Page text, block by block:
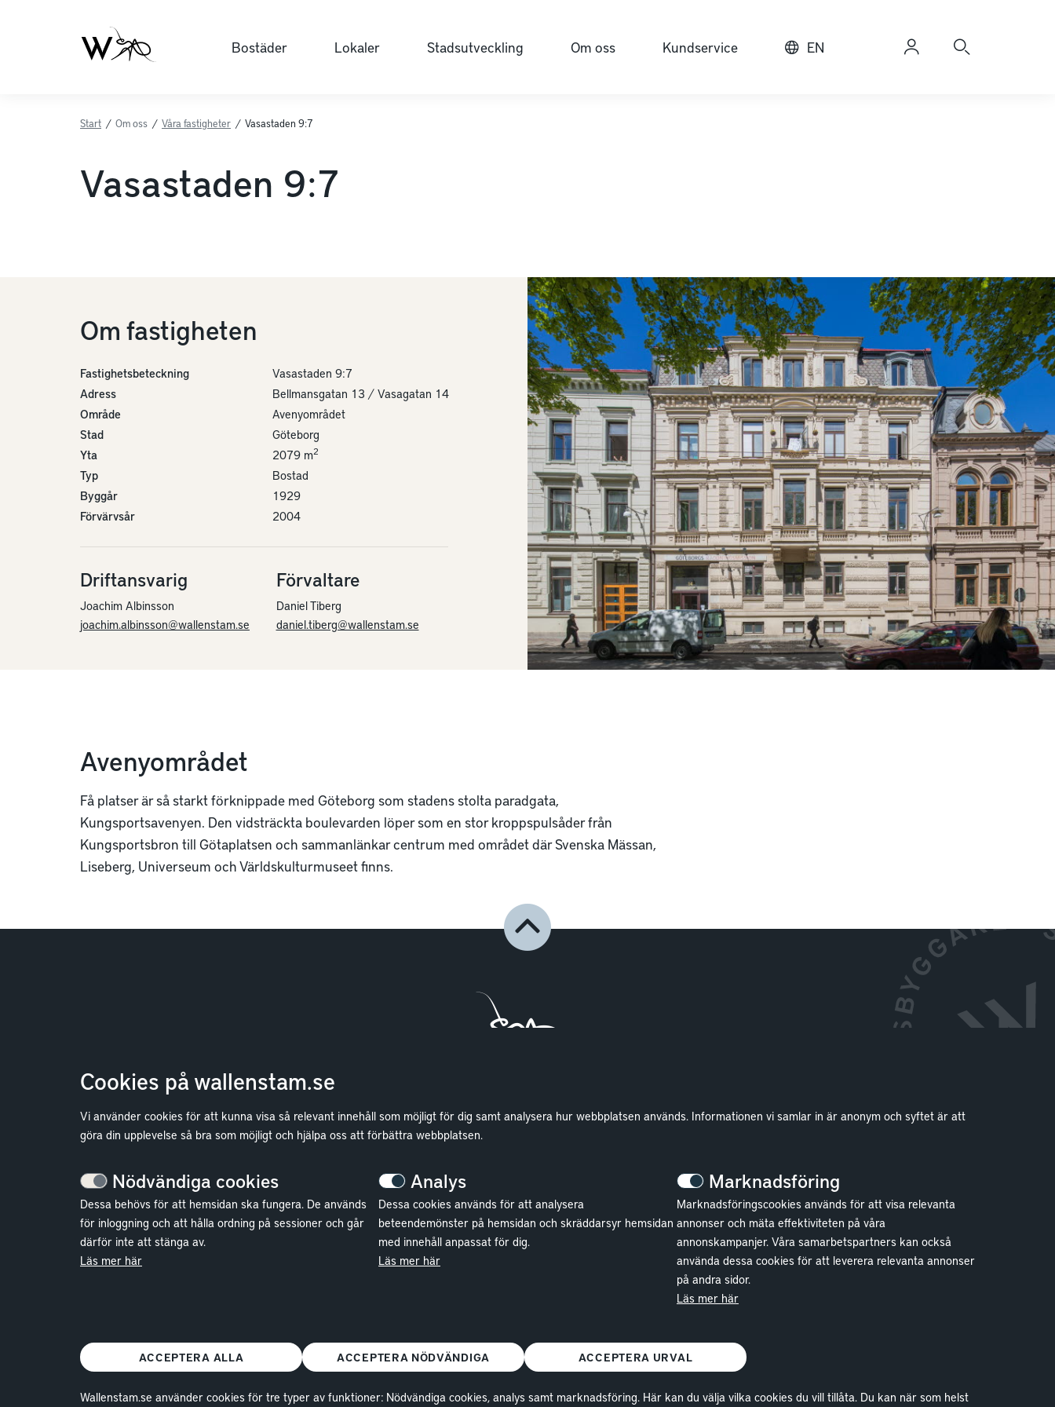
Cookies på wallenstam.se
Vi använder cookies för att kunna visa så relevant innehåll som möjligt för dig samt analysera hur webbplatsen används. Informationen vi samlar in är anonym och syftet är att
göra din upplevelse så bra som möjligt och hjälpa oss att förbättra webbplatsen.
Nödvändiga cookies
Dessa behövs för att hemsidan ska fungera. De används
för inloggning och att hålla ordning på sessioner och går
därför inte att stänga av.
Läs mer här
Analys
Dessa cookies används för att analysera
beteendemönster på hemsidan och skräddarsyr hemsidan
med innehåll anpassat för dig.
Läs mer här
Marknadsföring
Marknadsföringscookies används för att visa relevanta
annonser och mäta effektiviteten på våra
annonskampanjer. Våra samarbetspartners kan också
använda dessa cookies för att leverera relevanta annonser
på andra sidor.
Läs mer här
ACCEPTERA ALLA ACCEPTERA NÖDVÄNDIGA ACCEPTERA URVAL
Wallenstam.se använder cookies för tre typer av funktioner: Nödvändiga cookies, analys samt marknadsföring. Här kan du välja vilka cookies du vill tillåta. Du kan när som helst
Bostäder Lokaler Stadsutveckling Om oss Kundservice EN
Start / Om oss / Våra fastigheter / Vasastaden 9:7
Vasastaden 9:7
Om fastigheten
Fastighetsbeteckning
Vasastaden 9:7
Adress
Bellmansgatan 13 / Vasagatan 14
Område
Avenyområdet
Stad
Göteborg
Yta
2079 m2
Typ
Bostad
Byggår
1929
Förvärvsår
2004
Driftansvarig
Joachim Albinsson
joachim.albinsson@wallenstam.se
Förvaltare
Daniel Tiberg
daniel.tiberg@wallenstam.se
Avenyområdet
Få platser är så starkt förknippade med Göteborg som stadens stolta paradgata,
Kungsportsavenyen. Den vidsträckta boulevarden löper som en stor kroppspulsåder från
Kungsportsbron till Götaplatsen och sammanlänkar centrum med området där Svenska Mässan,
Liseberg, Universeum och Världskulturmuseet finns.
Bostäder
Bostadskö
Mina Sidor
Vanliga frågor
Parkering och förråd
Lokaler
Lediga lokaler
Kund hos Wallenstam
Vanliga frågor
Våra områden
Kontakta lokalansvariga
Investor Relations
Sök fakturamottagare
Våra fastigheter
Jobba hos oss
Stockholm